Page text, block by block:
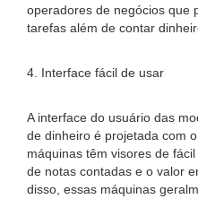
operadores de negócios que
tarefas além de contar
4. Interface fácil de usar
A interface do usuário das
de dinheiro é projetada com
máquinas têm visores de
de notas contadas e o valor
disso, essas máquinas